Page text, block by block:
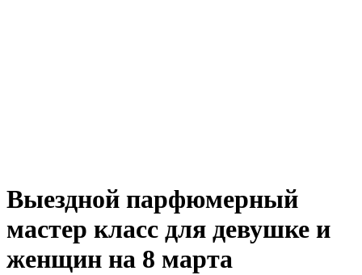
Выездной парфюмерный
мастер класс для девушке и
женщин на 8 марта